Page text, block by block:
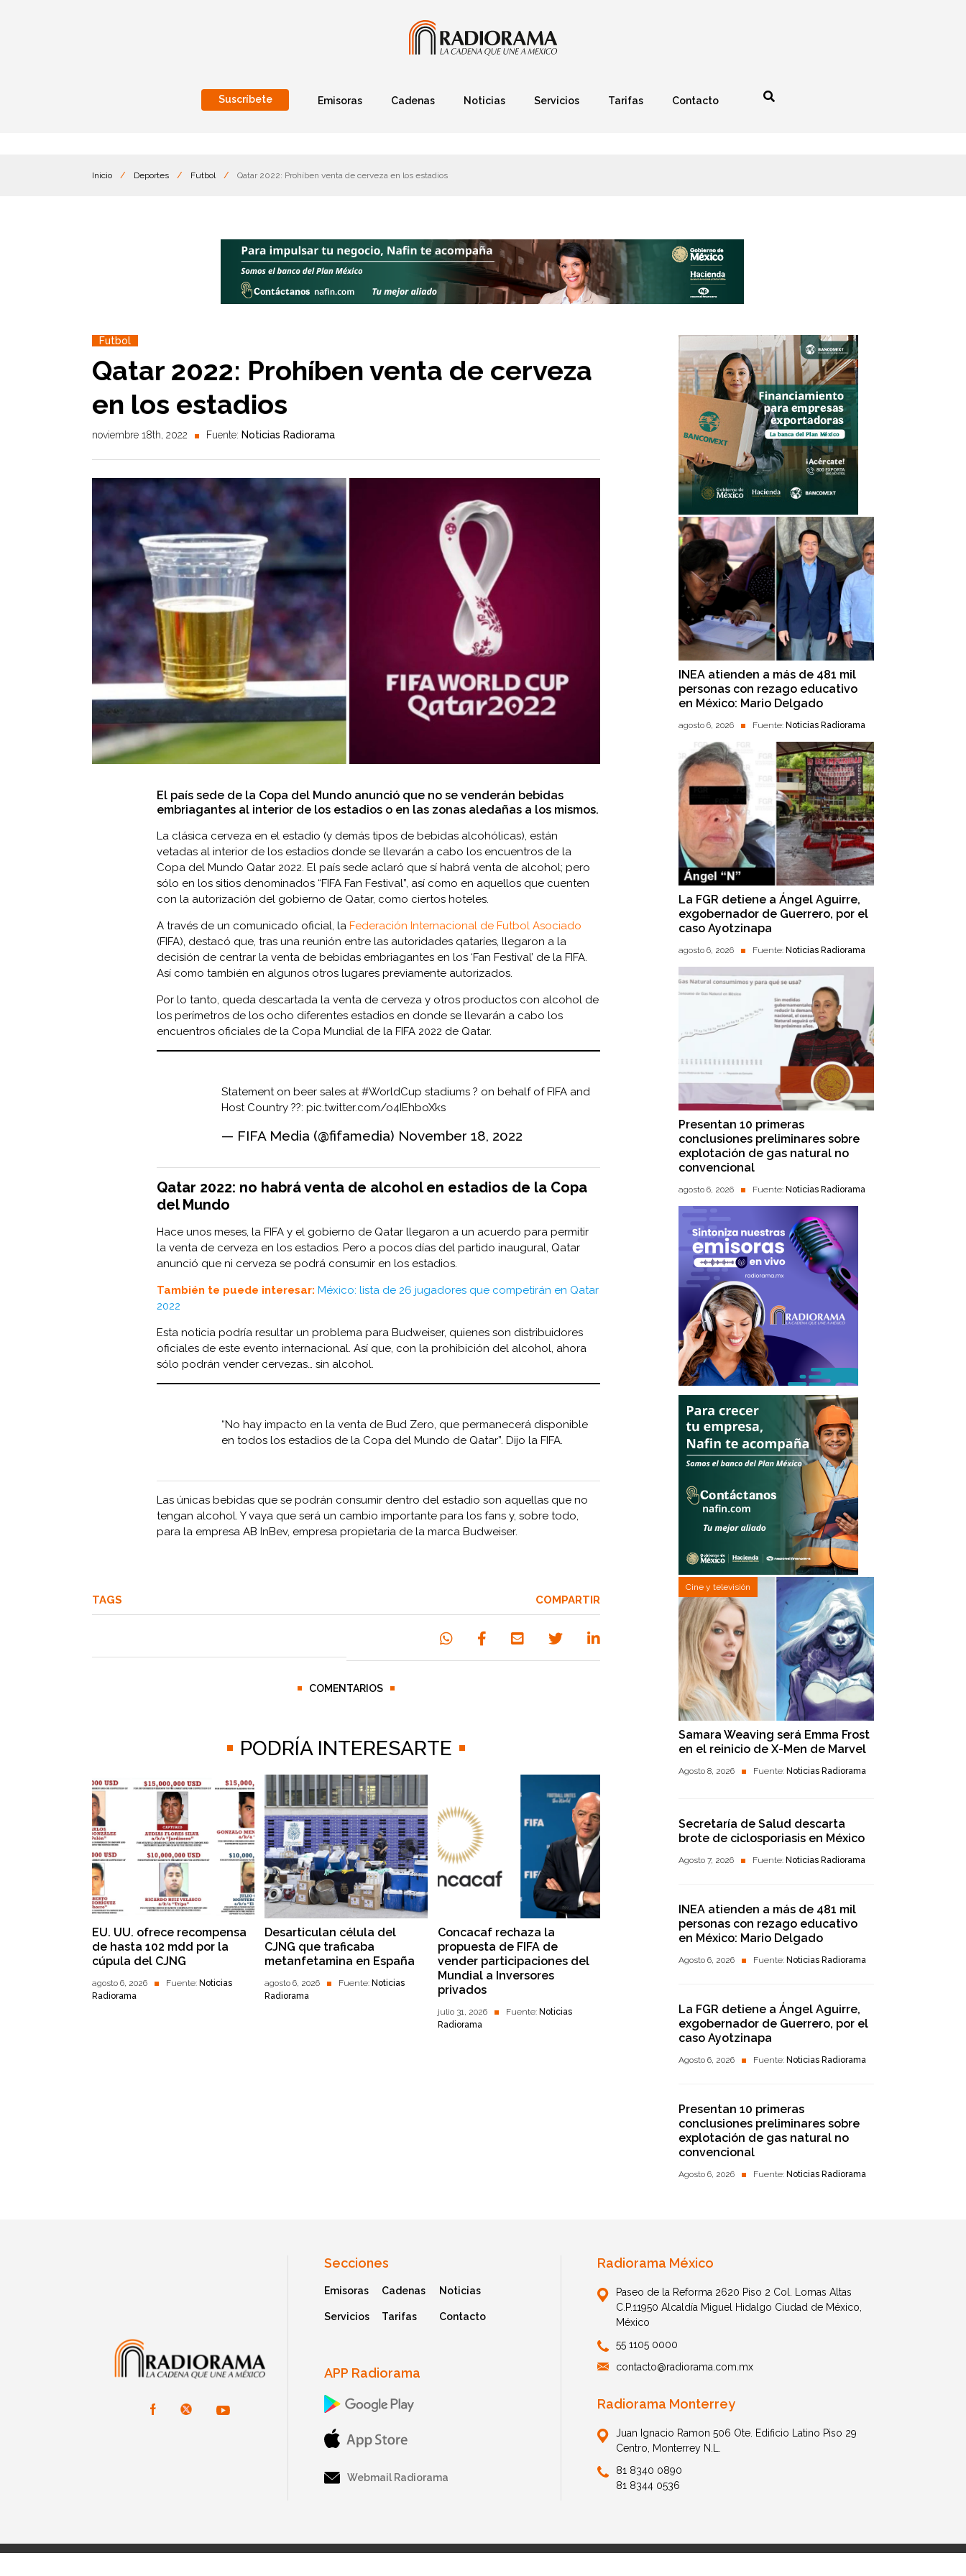
Suscríbete Emisoras Cadenas Noticias Servicios Tarifas Contacto
Inicio / Deportes / Futbol / Qatar 2022: Prohíben venta de cerveza en los estadios
Futbol
Qatar 2022: Prohíben venta de cerveza
en los estadios
noviembre 18th, 2022 Fuente: Noticias Radiorama
El país sede de la Copa del Mundo anunció que no se venderán bebidas
embriagantes al interior de los estadios o en las zonas aledañas a los mismos.
La clásica cerveza en el estadio (y demás tipos de bebidas alcohólicas), están
vetadas al interior de los estadios donde se llevarán a cabo los encuentros de la
Copa del Mundo Qatar 2022. El país sede aclaró que sí habrá venta de alcohol; pero
sólo en los sitios denominados “FIFA Fan Festival”, así como en aquellos que cuenten
con la autorización del gobierno de Qatar, como ciertos hoteles.
A través de un comunicado oficial, la Federación Internacional de Futbol Asociado
(FIFA), destacó que, tras una reunión entre las autoridades qataríes, llegaron a la
decisión de centrar la venta de bebidas embriagantes en los ‘Fan Festival’ de la FIFA.
Así como también en algunos otros lugares previamente autorizados.
Por lo tanto, queda descartada la venta de cerveza y otros productos con alcohol de
los perímetros de los ocho diferentes estadios en donde se llevarán a cabo los
encuentros oficiales de la Copa Mundial de la FIFA 2022 de Qatar.
Statement on beer sales at#WorldCup stadiums ?️ on behalf of FIFA and
Host Country ??: pic.twitter.com/o4IEhboXks
— FIFA Media (@fifamedia) November 18, 2022
Qatar 2022: no habrá venta de alcohol en estadios de la Copa
del Mundo
Hace unos meses, la FIFA y el gobierno de Qatar llegaron a un acuerdo para permitir
la venta de cerveza en los estadios. Pero a pocos días del partido inaugural, Qatar
anunció que ni cerveza se podrá consumir en los estadios.
También te puede interesar: México: lista de 26 jugadores que competirán en Qatar
2022
Esta noticia podría resultar un problema para Budweiser, quienes son distribuidores
oficiales de este evento internacional. Así que, con la prohibición del alcohol, ahora
sólo podrán vender cervezas… sin alcohol.
“No hay impacto en la venta de Bud Zero, que permanecerá disponible
en todos los estadios de la Copa del Mundo de Qatar”. Dijo la FIFA.
Las únicas bebidas que se podrán consumir dentro del estadio son aquellas que no
tengan alcohol. Y vaya que será un cambio importante para los fans y, sobre todo,
para la empresa AB InBev, empresa propietaria de la marca Budweiser.
TAGS COMPARTIR
COMENTARIOS
PODRÍA INTERESARTE
EU. UU. ofrece recompensa
de hasta 102 mdd por la
cúpula del CJNG
agosto 6, 2026 Fuente: Noticias
Radiorama
Desarticulan célula del
CJNG que traficaba
metanfetamina en España
agosto 6, 2026 Fuente:Noticias
Radiorama
Concacaf rechaza la
propuesta de FIFA de
vender participaciones del
Mundial a Inversores
privados
julio 31, 2026 Fuente: Noticias
Radiorama
INEA atienden a más de 481 mil
personas con rezago educativo
en México: Mario Delgado
agosto 6, 2026 Fuente: Noticias Radiorama
La FGR detiene a Ángel Aguirre,
exgobernador de Guerrero, por el
caso Ayotzinapa
agosto 6, 2026 Fuente: Noticias Radiorama
Presentan 10 primeras
conclusiones preliminares sobre
explotación de gas natural no
convencional
agosto 6, 2026 Fuente: Noticias Radiorama
Cine y televisión
Samara Weaving será Emma Frost
en el reinicio de X-Men de Marvel
Agosto 8, 2026 Fuente: Noticias Radiorama
Secretaría de Salud descarta
brote de ciclosporiasis en México
Agosto 7, 2026 Fuente: Noticias Radiorama
INEA atienden a más de 481 mil
personas con rezago educativo
en México: Mario Delgado
Agosto 6, 2026 Fuente: Noticias Radiorama
La FGR detiene a Ángel Aguirre,
exgobernador de Guerrero, por el
caso Ayotzinapa
Agosto 6, 2026 Fuente: Noticias Radiorama
Presentan 10 primeras
conclusiones preliminares sobre
explotación de gas natural no
convencional
Agosto 6, 2026 Fuente: Noticias Radiorama
Secciones
Emisoras Cadenas Noticias
Servicios Tarifas Contacto
APP Radiorama
Webmail Radiorama
Radiorama México
Paseo de la Reforma 2620 Piso 2 Col. Lomas Altas
C.P.11950 Alcaldía Miguel Hidalgo Ciudad de México,
México
55 1105 0000
contacto@radiorama.com.mx
Radiorama Monterrey
Juan Ignacio Ramon 506 Ote. Edificio Latino Piso 29
Centro, Monterrey N.L.
81 8340 0890
81 8344 0536